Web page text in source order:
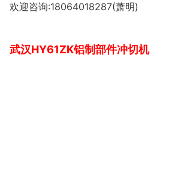
欢迎咨询:18064018287(萧明)
武汉HY61ZK铝制部件冲切机